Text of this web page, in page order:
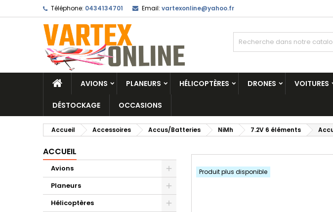
Téléphone: 0434134701 Email: vartexonline@yahoo.fr
AVIONS PLANEURS HÉLICOPTÈRES DRONES VOITURES
DÉSTOCKAGE OCCASIONS
Accueil Accessoires Accus/Batteries NiMh 7.2V 6 éléments
ACCUEIL
Avions
Planeurs
Hélicoptères
Produit plus disponible